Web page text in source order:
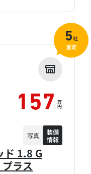
ド 1.8 G
ラス
157 万
円
写真
装備
情報
5社
査定